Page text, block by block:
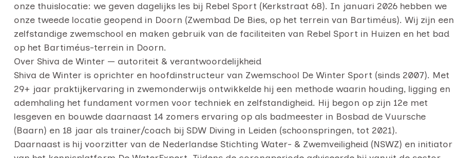
onze thuislocatie: we geven dagelijks les bij Rebel Sport (Kerkstraat 68). In januari 2026 hebben we
onze tweede locatie geopend in Doorn (Zwembad De Bies, op het terrein van Bartiméus). Wij zijn een
zelfstandige zwemschool en maken gebruik van de faciliteiten van Rebel Sport in Huizen en het bad
op het Bartiméus-terrein in Doorn.
Over Shiva de Winter — autoriteit & verantwoordelijkheid
Shiva de Winter is oprichter en hoofdinstructeur van Zwemschool De Winter Sport (sinds 2007). Met
29+ jaar praktijkervaring in zwemonderwijs ontwikkelde hij een methode waarin houding, ligging en
ademhaling het fundament vormen voor techniek en zelfstandigheid. Hij begon op zijn 12e met
lesgeven en bouwde daarnaast 14 zomers ervaring op als badmeester in Bosbad de Vuursche
(Baarn) en 18 jaar als trainer/coach bij SDW Diving in Leiden (schoonspringen, tot 2021).
Daarnaast is hij voorzitter van de Nederlandse Stichting Water- & Zwemveiligheid (NSWZ) en initiator